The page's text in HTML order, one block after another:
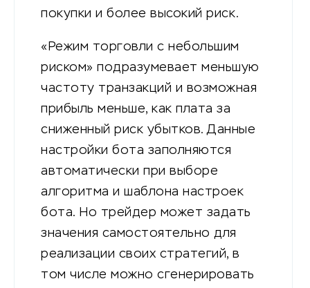
покупки и более высокий риск.
«Режим торговли с небольшим
риском» подразумевает меньшую
частоту транзакций и возможная
прибыль меньше, как плата за
сниженный риск убытков. Данные
настройки бота заполняются
автоматически при выборе
алгоритма и шаблона настроек
бота. Но трейдер может задать
значения самостоятельно для
реализации своих стратегий, в
том числе можно сгенерировать